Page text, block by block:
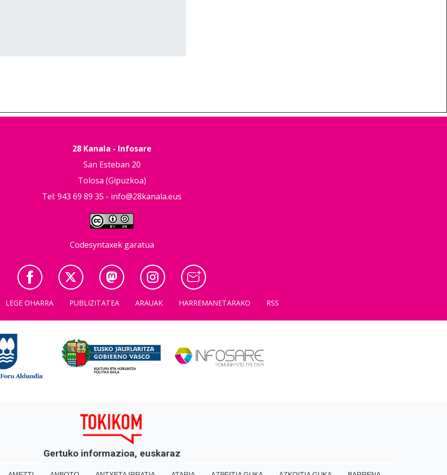
28 Kanala - Infosare
San Esteban 20
Tolosa (Gipuzkoa)
Tel: 943 69 89 35 - info@28kanala.eus
Codesyntaxek garatua
LEGE OHARRA PUBLIZITATEA ARAUAK HARREMANETARAKO RSS
Gertuko informazioa, euskaraz